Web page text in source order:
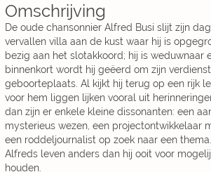
Omschrijving
De oude chansonnier Alfred Busi slijt zijn
vervallen villa aan de kust waar hij is
bezig aan het slotakkoord; hij is weduwnaar
binnenkort wordt hij geëerd om zijn
geboorteplaats. Al kijkt hij terug op een rijk
voor hem liggen lijken vooral uit
dan zijn er enkele kleine dissonanten: een
mysterieus wezen, een projectontwikkelaar
een roddeljournalist op zoek naar een
Alfreds leven anders dan hij ooit voor
houden.